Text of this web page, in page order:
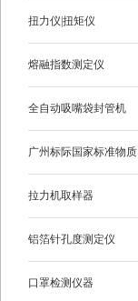
扭力仪|扭矩仪
熔融指数测定仪
全自动吸嘴袋封管机
广州标际国家标准物质
拉力机取样器
铝箔针孔度测定仪
口罩检测仪器